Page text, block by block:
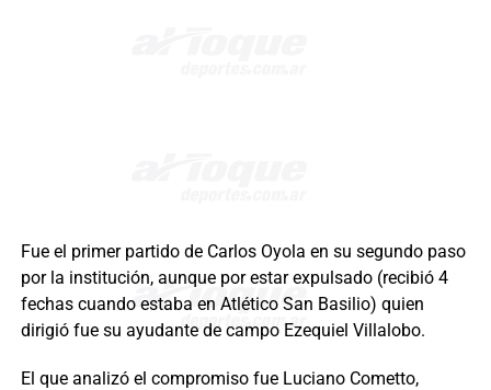
Fue el primer partido de Carlos Oyola en su segundo paso
por la institución, aunque por estar expulsado (recibió 4
fechas cuando estaba en Atlético San Basilio) quien
dirigió fue su ayudante de campo Ezequiel Villalobo.
El que analizó el compromiso fue Luciano Cometto,